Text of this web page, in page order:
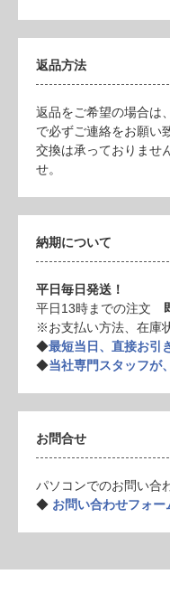
返品方法
返品をご希望の場合は
で必ずご連絡をお願い
交換は承っておりませ
せ。
納期について
平日毎日発送！
平日13時までの注文
※お支払い方法、在庫
◆最短当日、直接お引
◆当社専門スタッフが
お問合せ
パソコンでのお問い合
◆ お問い合わせフォー